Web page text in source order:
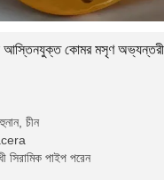
আস্তিনযুক্ত কোমর মসৃণ অভ্যন্তরীণ
চীন
সিরামিক পাইপ পরেন